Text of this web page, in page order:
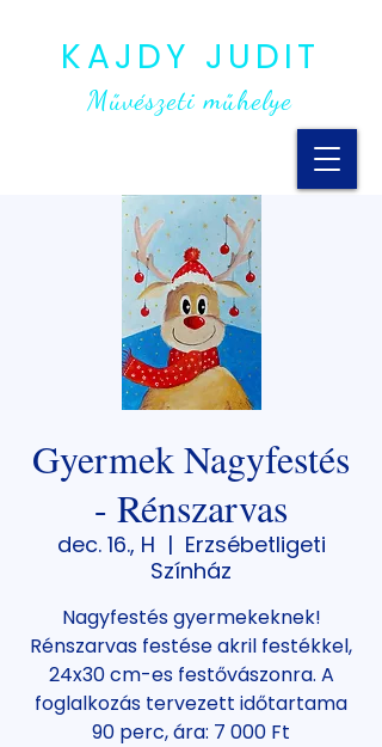
KAJDY JUDIT
Művészeti műhelye
Gyermek Nagyfestés
- Rénszarvas
dec. 16., H
  |
Erzsébetligeti
Színház
Nagyfestés gyermekeknek!
Rénszarvas festése akril festékkel,
24x30 cm-es festővászonra. A
foglalkozás tervezett időtartama
90 perc, ára: 7 000 Ft